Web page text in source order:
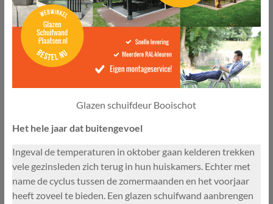
Glazen schuifdeur Booischot
Het hele jaar dat buitengevoel
Ingeval de temperaturen in oktober gaan kelderen trekken
vele gezinsleden zich terug in hun huiskamers. Echter met
name de cyclus tussen de zomermaanden en het voorjaar
heeft zoveel te bieden. Een glazen schuifwand aanbrengen